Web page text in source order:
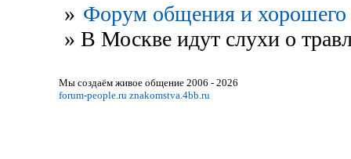
» Форум общения и хорошего
» В Москве идут слухи о
Мы создаём живое общение 2006 - 2026
forum-people.ru znakomstva.4bb.ru